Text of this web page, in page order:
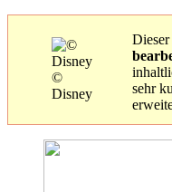
©
Disney
sehr